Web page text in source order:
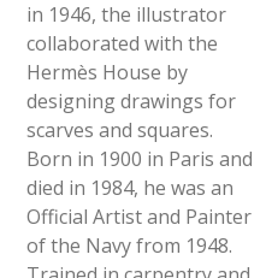
in 1946, the illustrator
collaborated with the
Hermès House by
designing drawings for
scarves and squares.
Born in 1900 in Paris and
died in 1984, he was an
Official Artist and Painter
of the Navy from 1948.